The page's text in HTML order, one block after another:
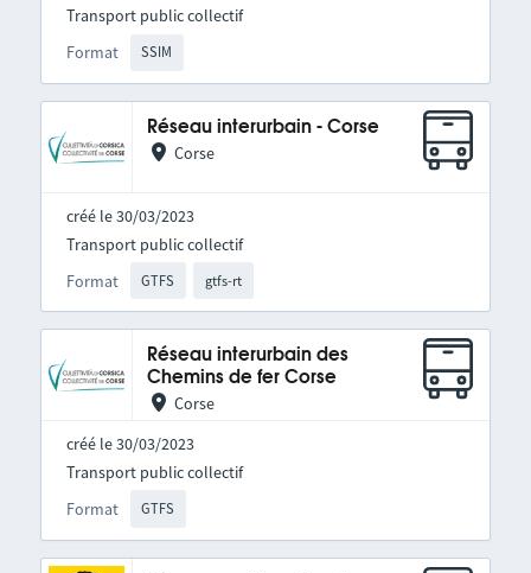
Format SSIM
Transport public collectif
Réseau interurbain - Corse
Corse
créé le 30/03/2023
Format GTFS gtfs-rt
Transport public collectif
Réseau interurbain des
Chemins de fer Corse
Corse
créé le 30/03/2023
Format GTFS
Transport public collectif